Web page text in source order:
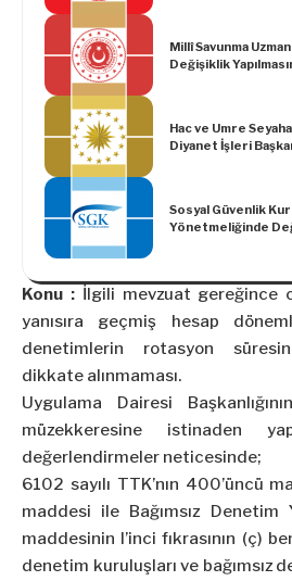
Millî Savunma
Değişiklik
Hac ve Umre
Diyanet İşleri
Sosyal Güvenlik
Yönetmeliğinde
Konu :İlgili mevzuat gereğince
yanısıra geçmiş hesap
denetimlerin rotasyon
dikkate alınmaması.
Uygulama Dairesi
müzekkeresine istinaden
değerlendirmeler neticesinde;
6102 sayılı TTK’nın 400’üncü
maddesi ile Bağımsız Denetim
maddesinin l’inci fıkrasının (ç)
denetim kuruluşları ve bağımsız